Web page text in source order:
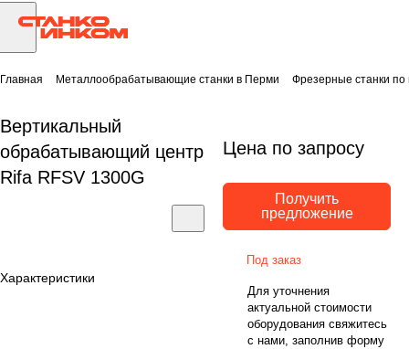
Главная Металлообрабатывающие станки в Перми Фрезерные станки
Вертикальный
обрабатывающий центр
Rifa RFSV 1300G
Характеристики
Цена по запросу
Получить
предложение
Под заказ
Для уточнения
актуальной стоимости
оборудования свяжитесь
с нами, заполнив форму